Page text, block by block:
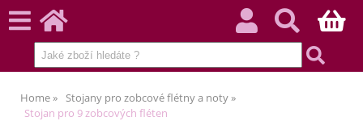
Home
Stojany pro zobcové flétny a noty
Stojan pro 9 zobcových fléten